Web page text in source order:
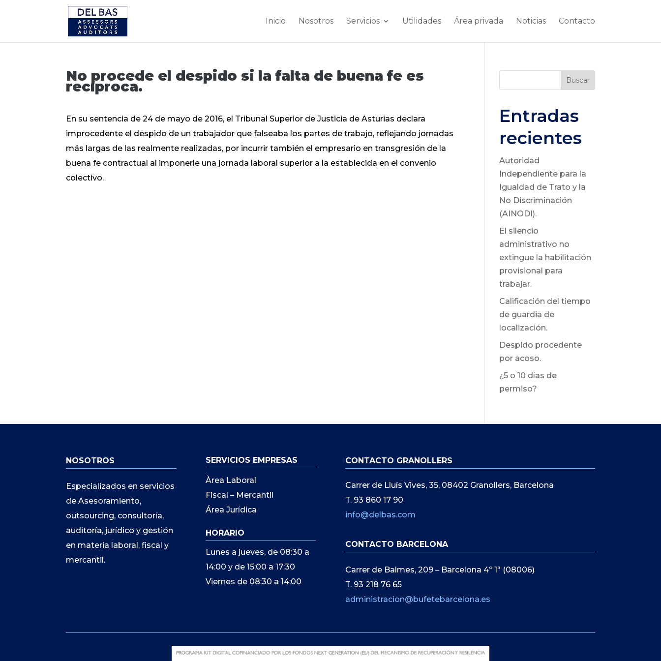
Inicio Nosotros Servicios Utilidades Área privada Noticias Contacto
No procede el despido si la falta de buena fe es
recíproca.
En su sentencia de 24 de mayo de 2016, el Tribunal Superior de Justicia de Asturias declara
improcedente el despido de un trabajador que falseaba los partes de trabajo, reflejando jornadas
más largas de las realmente realizadas, por incurrir también el empresario en transgresión de la
buena fe contractual al imponerle una jornada laboral superior a la establecida en el convenio
colectivo.
Buscar
Entradas
recientes
Autoridad
Independiente para la
Igualdad de Trato y la
No Discriminación
(AINODI).
El silencio
administrativo no
extingue la habilitación
provisional para
trabajar.
Calificación del tiempo
de guardia de
localización.
Despido procedente
por acoso.
¿5 o 10 días de
permiso?
NOSOTROS
Especializados en servicios
de Asesoramiento,
outsourcing, consultoría,
auditoría, jurídico y gestión
en materia laboral, fiscal y
mercantil.
SERVICIOS EMPRESAS
Àrea Laboral
Fiscal – Mercantil
Área Jurídica
HORARIO
Lunes a jueves, de 08:30 a
14:00 y de 15:00 a 17:30
Viernes de 08:30 a 14:00
CONTACTO GRANOLLERS
Carrer de Lluís Vives, 35, 08402 Granollers, Barcelona
T. 93 860 17 90
info@delbas.com
CONTACTO BARCELONA
Carrer de Balmes, 209 – Barcelona 4º 1ª (08006)
T. 93 218 76 65
administracion@bufetebarcelona.es